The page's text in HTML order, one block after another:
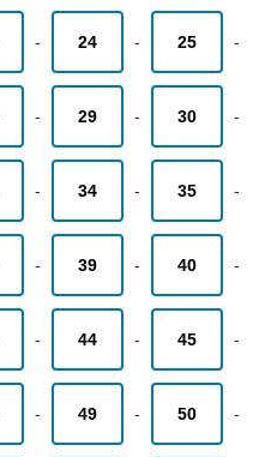
- 24 - 25 -
- 29 - 30 -
- 34 - 35 -
- 39 - 40 -
- 44 - 45 -
- 49 - 50 -